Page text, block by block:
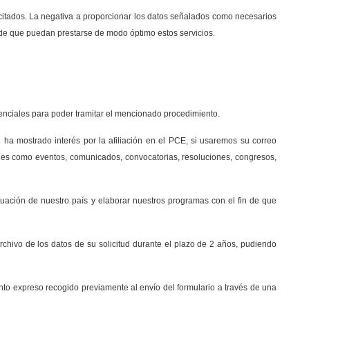
La negativa a proporcionar los datos señalados como necesarios
que puedan prestarse de modo óptimo estos servicios.
para poder tramitar el mencionado procedimiento.
mostrado interés por la afiliación en el PCE, si usaremos su correo
como eventos, comunicados, convocatorias, resoluciones, congresos,
de nuestro país y elaborar nuestros programas con el fin de que
de los datos de su solicitud durante el plazo de 2 años, pudiendo
expreso recogido previamente al envío del formulario a través de una